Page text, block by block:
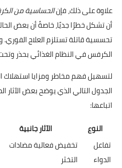
علاوة على ذلك، فإنالحساسية من
أن تشكل خطرًا جديًا، خاصةً أن بعض
تحسسية قاتلة تستلزم العلاج الفوري.
الكرفس في النظام الغذائي بحذر
لتسهيل فهم مخاطر ومزايا استهلاك
الجدول التالي الذي يوضح بعض الآثار
اتباعها:
النوع
الآثار جانبية
تفاعل
الدواء
تخفيض فعالية مضادات
التخثر